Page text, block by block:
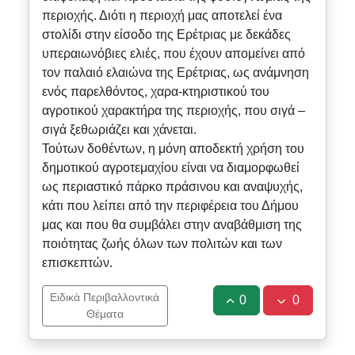
περιοχής. Διότι η περιοχή μας αποτελεί ένα
στολίδι στην είσοδο της Ερέτριας με δεκάδες
υπεραιωνόβιες ελιές, που έχουν απομείνει από
τον παλαιό ελαιώνα της Ερέτριας, ως ανάμνηση
ενός παρελθόντος, χαρα-κτηριστικού του
αγροτικού χαρακτήρα της περιοχής, που σιγά –
σιγά ξεθωριάζει και χάνεται.
Τούτων δοθέντων, η μόνη αποδεκτή χρήση του
δημοτικού αγροτεμαχίου είναι να διαμορφωθεί
ως περιαστικό πάρκο πράσινου και αναψυχής,
κάτι που λείπει από την περιφέρεια του Δήμου
μας και που θα συμβάλει στην αναβάθμιση της
ποιότητας ζωής όλων των πολιτών και των
επισκεπτών.
Ειδικά Περιβαλλοντικά
Θέματα
0 0